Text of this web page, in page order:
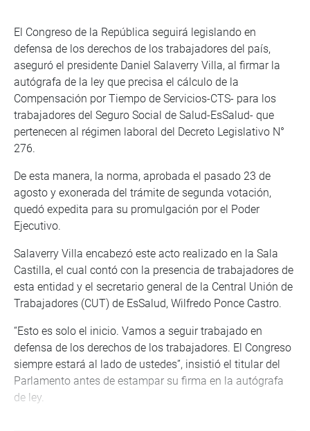
El Congreso de la República seguirá legislando en
defensa de los derechos de los trabajadores del país,
aseguró el presidente Daniel Salaverry Villa, al firmar la
autógrafa de la ley que precisa el cálculo de la
Compensación por Tiempo de Servicios-CTS- para los
trabajadores del Seguro Social de Salud-EsSalud- que
pertenecen al régimen laboral del Decreto Legislativo N°
276.
De esta manera, la norma, aprobada el pasado 23 de
agosto y exonerada del trámite de segunda votación,
quedó expedita para su promulgación por el Poder
Ejecutivo.
Salaverry Villa encabezó este acto realizado en la Sala
Castilla, el cual contó con la presencia de trabajadores de
esta entidad y el secretario general de la Central Unión de
Trabajadores (CUT) de EsSalud, Wilfredo Ponce Castro.
“Esto es solo el inicio. Vamos a seguir trabajado en
defensa de los derechos de los trabajadores. El Congreso
siempre estará al lado de ustedes”, insistió el titular del
Parlamento antes de estampar su firma en la autógrafa
de ley.